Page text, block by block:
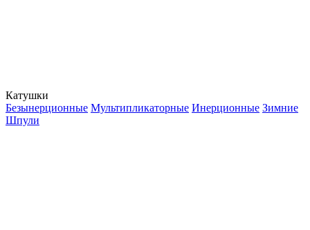
Катушки
Безынерционные Мультипликаторные Инерционные Зимние
Шпули